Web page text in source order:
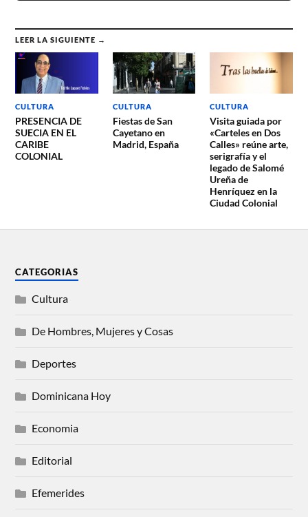
LEER LA SIGUIENTE →
CULTURA
PRESENCIA DE
SUECIA EN EL
CARIBE
COLONIAL
CULTURA
Fiestas de San
Cayetano en
Madrid, España
CULTURA
Visita guiada por
«Carteles en Dos
Calles» reúne arte,
serigrafía y el
legado de Salomé
Ureña de
Henríquez en la
Ciudad Colonial
CATEGORIAS
Cultura
De Hombres, Mujeres y Cosas
Deportes
Dominicana Hoy
Economia
Editorial
Efemerides